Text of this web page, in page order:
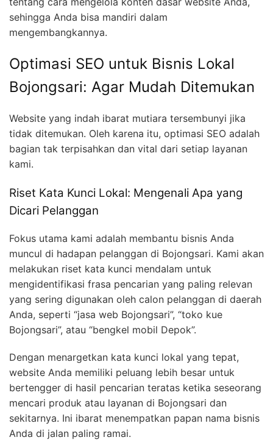
sehingga Anda bisa mandiri dalam
mengembangkannya.
Optimasi SEO untuk Bisnis Lokal
Bojongsari: Agar Mudah Ditemukan
Website yang indah ibarat mutiara tersembunyi jika
tidak ditemukan. Oleh karena itu, optimasi SEO adalah
bagian tak terpisahkan dan vital dari setiap layanan
kami.
Riset Kata Kunci Lokal: Mengenali Apa yang
Dicari Pelanggan
Fokus utama kami adalah membantu bisnis Anda
muncul di hadapan pelanggan di Bojongsari. Kami akan
melakukan riset kata kunci mendalam untuk
mengidentifikasi frasa pencarian yang paling relevan
yang sering digunakan oleh calon pelanggan di daerah
Anda, seperti “jasa web Bojongsari”, “toko kue
Bojongsari”, atau “bengkel mobil Depok”.
Dengan menargetkan kata kunci lokal yang tepat,
website Anda memiliki peluang lebih besar untuk
bertengger di hasil pencarian teratas ketika seseorang
mencari produk atau layanan di Bojongsari dan
sekitarnya. Ini ibarat menempatkan papan nama bisnis
Anda di jalan paling ramai.